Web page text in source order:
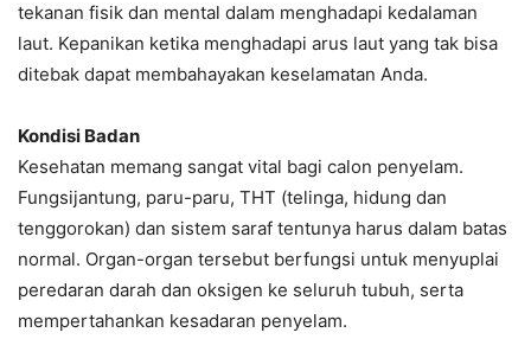
tekanan fisik dan mental dalam menghadapi kedalaman
laut. Kepanikan ketika menghadapi arus laut yang tak bisa
ditebak dapat membahayakan keselamatan Anda.
Kondisi Badan
Kesehatan memang sangat vital bagi calon penyelam.
Fungsijantung, paru-paru, THT (telinga, hidung dan
tenggorokan) dan sistem saraf tentunya harus dalam batas
normal. Organ-organ tersebut berfungsi untuk menyuplai
peredaran darah dan oksigen ke seluruh tubuh, serta
mempertahankan kesadaran penyelam.